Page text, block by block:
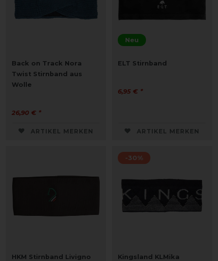
Back on Track Nora
Twist Stirnband aus
Wolle
26,90 € *
ARTIKEL MERKEN
Neu
ELT Stirnband
6,95 € *
ARTIKEL MERKEN
HKM Stirnband Livigno
-30%
Kingsland KLMika